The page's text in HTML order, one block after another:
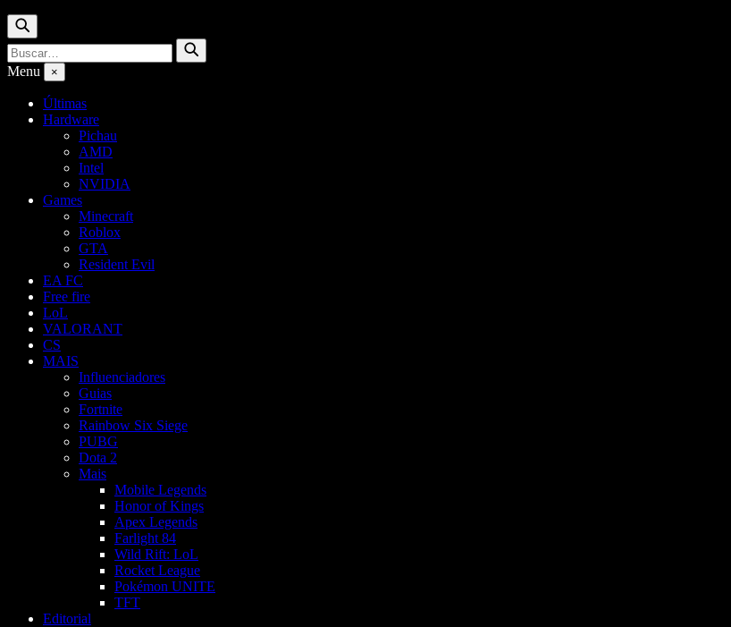
Buscar
Buscar
por:
Buscar
Menu ×
Últimas
Hardware
Pichau
AMD
Intel
NVIDIA
Games
Minecraft
Roblox
GTA
Resident Evil
EA FC
Free fire
LoL
VALORANT
CS
MAIS
Influenciadores
Guias
Fortnite
Rainbow Six Siege
PUBG
Dota 2
Mais
Mobile Legends
Honor of Kings
Apex Legends
Farlight 84
Wild Rift: LoL
Rocket League
Pokémon UNITE
TFT
Editorial